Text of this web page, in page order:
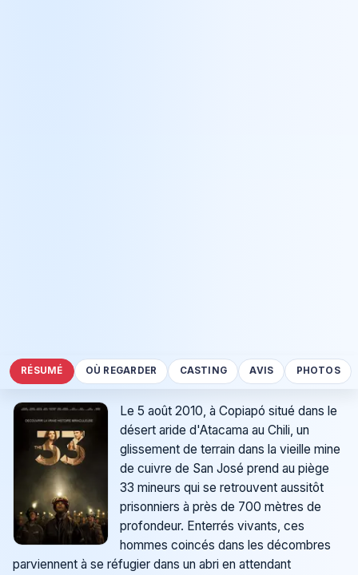
RÉSUMÉ OÙ REGARDER CASTING AVIS PHOTOS
Le 5 août 2010, à Copiapó situé dans le
désert aride d'Atacama au Chili, un
glissement de terrain dans la vieille mine
de cuivre de San José prend au piège
33 mineurs qui se retrouvent aussitôt
prisonniers à près de 700 mètres de
profondeur. Enterrés vivants, ces
hommes coincés dans les décombres
parviennent à se réfugier dans un abri en attendant